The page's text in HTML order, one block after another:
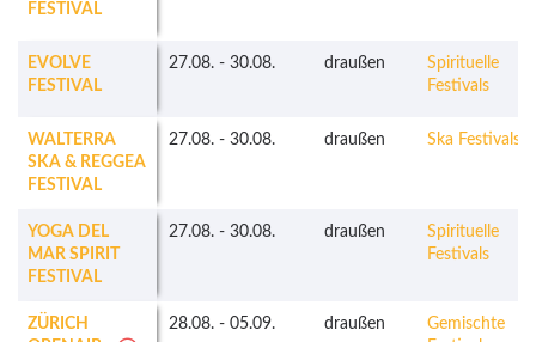
FESTIVAL
EVOLVE
FESTIVAL
27.08. - 30.08. draußen
Spirituelle
Festivals
WALTERRA
SKA & REGGEA
FESTIVAL
27.08. - 30.08. draußen Ska Festivals
YOGA DEL
MAR SPIRIT
FESTIVAL
27.08. - 30.08. draußen
Spirituelle
Festivals
ZÜRICH
28.08. - 05.09. draußen
Gemischte